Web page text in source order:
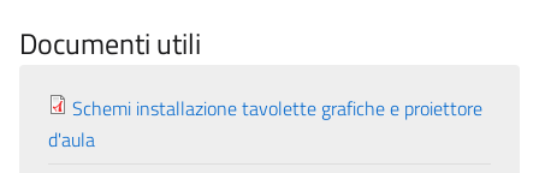
Documenti utili
Schemi installazione tavolette grafiche e proiettore
d'aula